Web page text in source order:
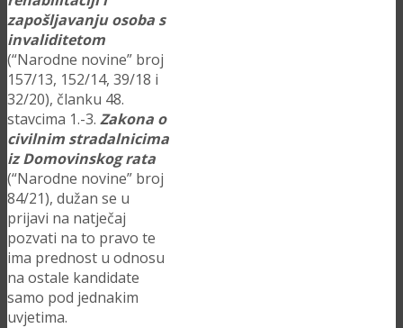
zapošljavanju osoba s
invaliditetom
(“Narodne novine” broj
157/13, 152/14, 39/18 i
32/20), članku 48.
stavcima 1.-3. Zakona o
civilnim stradalnicima
iz Domovinskog rata
(“Narodne novine” broj
84/21), dužan se u
prijavi na natječaj
pozvati na to pravo te
ima prednost u odnosu
na ostale kandidate
samo pod jednakim
uvjetima.